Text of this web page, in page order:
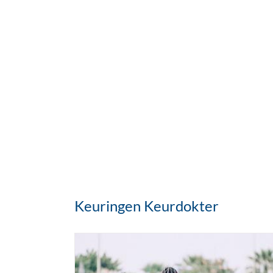
Keuringen Keurdokter